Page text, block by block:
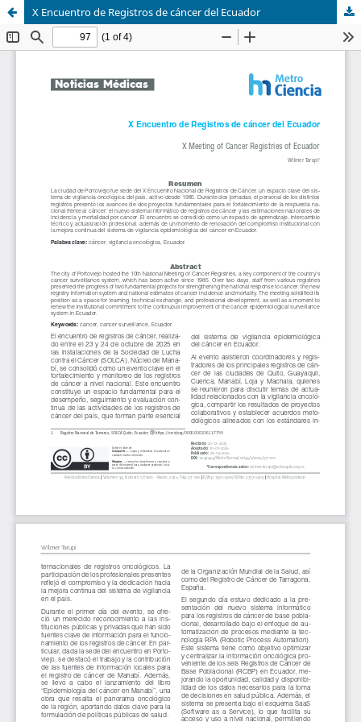
X Encuentro de Registros de cáncer del Ecuador